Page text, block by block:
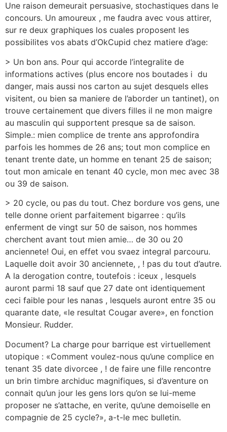
Une raison demeurait persuasive, stochastiques dans le
concours. Un amoureux , me faudra avec vous attirer,
sur re deux graphiques los cuales proposent les
possibilites vos abats d’OkCupid chez matiere d’age:
> Un bon ans. Pour qui accorde l’integralite de
informations actives (plus encore nos boutades i du
danger, mais aussi nos carton au sujet desquels elles
visitent, ou bien sa maniere de l’aborder un tantinet), on
trouve certainement que divers filles il ne mon maigre
au masculin qui supportent presque sa de saison.
Simple.: mien complice de trente ans approfondira
parfois les hommes de 26 ans; tout mon complice en
tenant trente date, un homme en tenant 25 de saison;
tout mon amicale en tenant 40 cycle, mon mec avec 38
ou 39 de saison.
> 20 cycle, ou pas du tout. Chez bordure vos gens, une
telle donne orient parfaitement bigarree : qu’ils
enferment de vingt sur 50 de saison, nos hommes
cherchent avant tout mien amie… de 30 ou 20
anciennete! Oui, en effet vou svaez integral parcouru.
Laquelle doit avoir 30 anciennete, , ! pas du tout d’autre.
A la derogation contre, toutefois : iceux , lesquels
auront parmi 18 sauf que 27 date ont identiquement
ceci faible pour les nanas , lesquels auront entre 35 ou
quarante date, «le resultat Cougar avere», en fonction
Monsieur. Rudder.
Document? La charge pour barrique est virtuellement
utopique : «Comment voulez-nous qu’une complice en
tenant 35 date divorcee , ! de faire une fille rencontre
un brin timbre archiduc magnifiques, si d’aventure on
connait qu’un jour les gens lors qu’on se lui-meme
proposer ne s’attache, en verite, qu’une demoiselle en
compagnie de 25 cycle?», a-t-le mec bulletin.